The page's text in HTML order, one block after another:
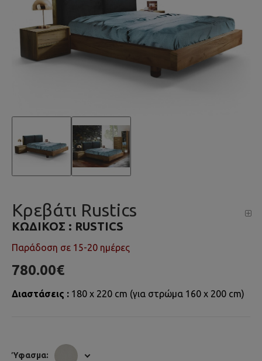
Κρεβάτι Rustics
ΚΩΔΙΚΌΣ : RUSTICS
Παράδοση σε 15-20 ημέρες
780.00€
Διαστάσεις : 180 x 220 cm (για στρώμα 160 x 200 cm)
Ύφασμα: